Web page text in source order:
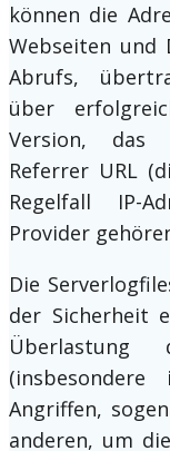
können die
Webseiten und
Abrufs,
über
Version, das
Referrer URL
Regelfall IP-
Provider
Die
der Sicherheit
Angriffen,
anderen, um